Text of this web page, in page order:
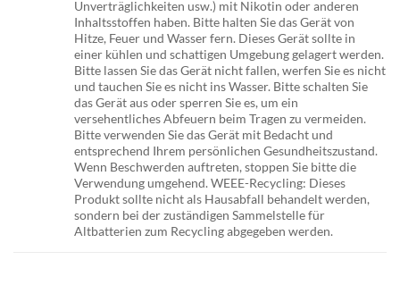
Unverträglichkeiten usw.) mit Nikotin oder anderen
Inhaltsstoffen haben. Bitte halten Sie das Gerät von
Hitze, Feuer und Wasser fern. Dieses Gerät sollte in
einer kühlen und schattigen Umgebung gelagert werden.
Bitte lassen Sie das Gerät nicht fallen, werfen Sie es nicht
und tauchen Sie es nicht ins Wasser. Bitte schalten Sie
das Gerät aus oder sperren Sie es, um ein
versehentliches Abfeuern beim Tragen zu vermeiden.
Bitte verwenden Sie das Gerät mit Bedacht und
entsprechend Ihrem persönlichen Gesundheitszustand.
Wenn Beschwerden auftreten, stoppen Sie bitte die
Verwendung umgehend. WEEE-Recycling: Dieses
Produkt sollte nicht als Hausabfall behandelt werden,
sondern bei der zuständigen Sammelstelle für
Altbatterien zum Recycling abgegeben werden.